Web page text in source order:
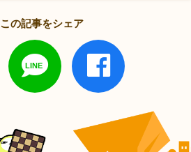
この記事をシェア